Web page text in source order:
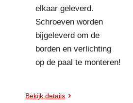
elkaar geleverd.
Schroeven worden
bijgeleverd om de
borden en verlichting
op de paal te monteren!
Bekijk details